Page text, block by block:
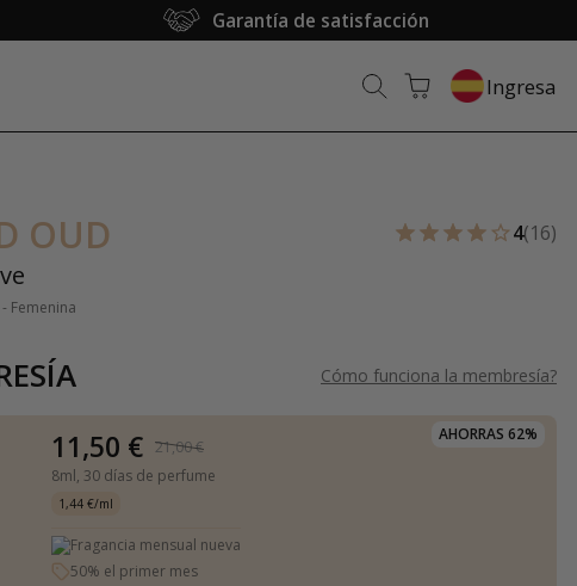
Garantía de satisfacción
Ingresa
OUD
Femenina
4(16)
Cómo funciona la membresía?
AHORRAS 62%
11,50 €
21,00 €
8ml, 30 días de perfume
1,44 €/ml
Fragancia mensual nueva
50% el primer mes